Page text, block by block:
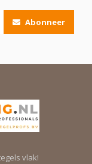
Abonneer
vlak!